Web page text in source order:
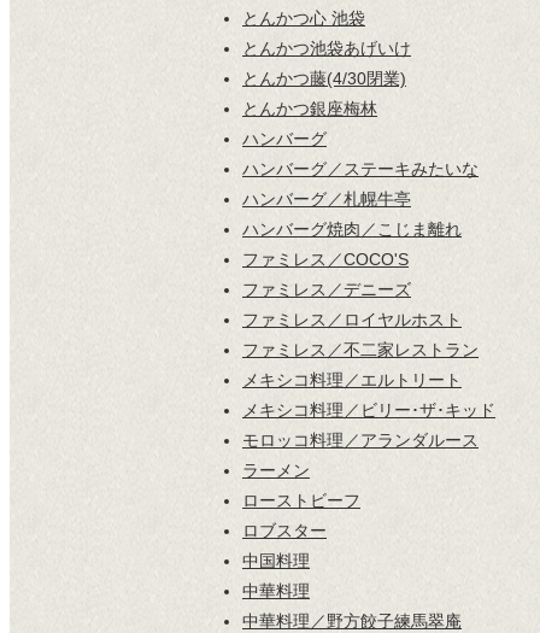
とんかつ心 池袋
とんかつ池袋あげいけ
とんかつ藤(4/30閉業)
とんかつ銀座梅林
ハンバーグ
ハンバーグ／ステーキみたいな
ハンバーグ／札幌牛亭
ハンバーグ焼肉／こじま離れ
ファミレス／COCO'S
ファミレス／デニーズ
ファミレス／ロイヤルホスト
ファミレス／不二家レストラン
メキシコ料理／エルトリート
メキシコ料理／ビリー･ザ･キッド
モロッコ料理／アランダルース
ラーメン
ローストビーフ
ロブスター
中国料理
中華料理
中華料理／野方餃子練馬翠庵